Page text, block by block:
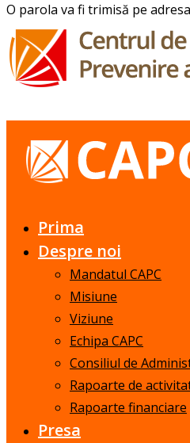
O parola va fi trimisă pe
Prima
Despre noi
Mandatul CAPC
Misiune
Viziune
Echipa CAPC
Consiliul de
Rapoarte de
Rapoarte financiare
Presa